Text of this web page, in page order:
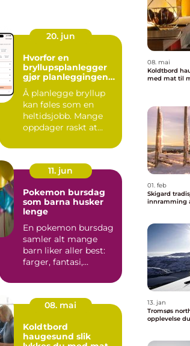
20. jun
Hvorfor en
bryllupsplanlegger
gjør planleggingen
enklere
Å planlegge bryllup
kan føles som en
heltidsjobb. Mange
oppdager raskt at
bare ha...
11. jun
Pokemon bursdag
som barna husker
lenge
En pokemon bursdag
samler alt mange
barn liker aller best:
farger, fantasi,
ve...
08. mai
Koldtbord
haugesund slik
08. mai
Koldtbord
med mat til
01. feb
Skigard tradisjon, håndverk og tidløs
innramming
13. jan
Tromsøs
opplevelse